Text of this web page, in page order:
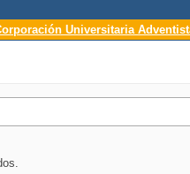
Universitaria